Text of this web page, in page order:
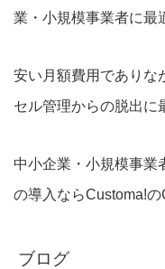
業・小規模事業者に最
安い月額費用でありな
セル管理からの脱出に
中小企業・小規模事業
の導入ならCustoma!の
ブログ